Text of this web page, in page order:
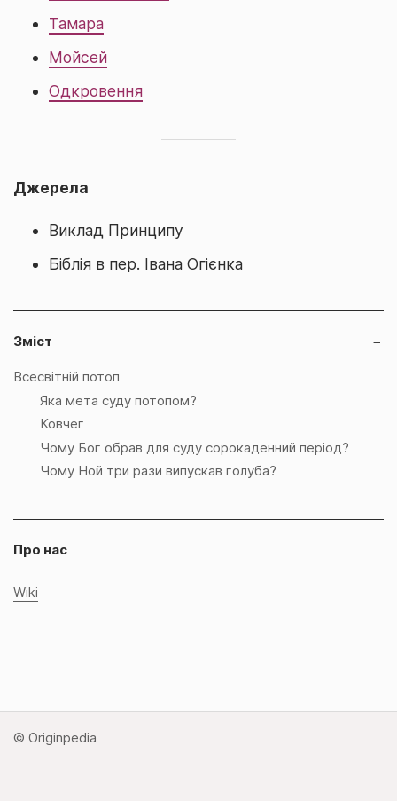
Тамара
Мойсей
Одкровення
Джерела
Виклад Принципу
Біблія в пер. Івана Огієнка
−
Зміст
Всесвітній потоп
Яка мета суду потопом?
Ковчег
Чому Бог обрав для суду сорокаденний період?
Чому Ной три рази випускав голуба?
Про нас
Wiki
© Originpedia